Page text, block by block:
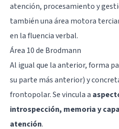
atención, procesamiento y
también una área motora
en la fluencia verbal.
Área 10 de Brodmann
Al igual que la anterior, forma
su parte más anterior) y
frontopolar. Se vincula a
introspección, memoria y
atención.